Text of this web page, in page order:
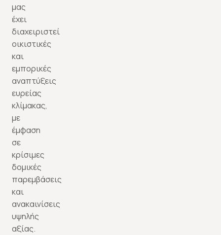
μας
έχει
διαχειριστεί
οικιστικές
και
εμπορικές
αναπτύξεις
ευρείας
κλίμακας,
με
έμφαση
σε
κρίσιμες
δομικές
παρεμβάσεις
και
ανακαινίσεις
υψηλής
αξίας.